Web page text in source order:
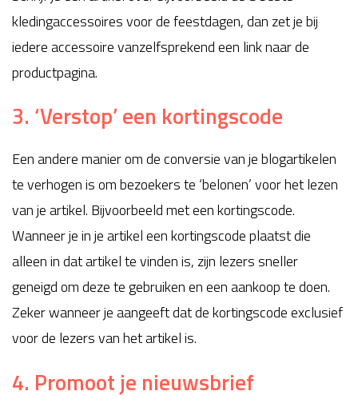
kledingaccessoires voor de feestdagen, dan zet je bij
iedere accessoire vanzelfsprekend een link naar de
productpagina.
3. ‘Verstop’ een kortingscode
Een andere manier om de conversie van je blogartikelen
te verhogen is om bezoekers te ‘belonen’ voor het lezen
van je artikel. Bijvoorbeeld met een kortingscode.
Wanneer je in je artikel een kortingscode plaatst die
alleen in dat artikel te vinden is, zijn lezers sneller
geneigd om deze te gebruiken en een aankoop te doen.
Zeker wanneer je aangeeft dat de kortingscode exclusief
voor de lezers van het artikel is.
4. Promoot je nieuwsbrief